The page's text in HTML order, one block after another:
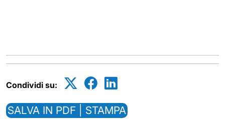
Condividi su:
SALVA IN PDF | STAMPA